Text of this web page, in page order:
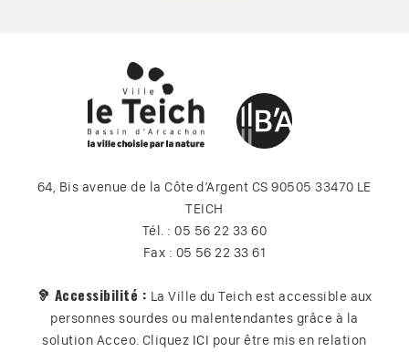
64, Bis avenue de la Côte d’Argent CS 90505 33470 LE
TEICH
Tél. : 05 56 22 33 60
Fax : 05 56 22 33 61
🦻 Accessibilité : La Ville du Teich est accessible aux
personnes sourdes ou malentendantes grâce à la
solution Acceo. Cliquez ICI pour être mis en relation